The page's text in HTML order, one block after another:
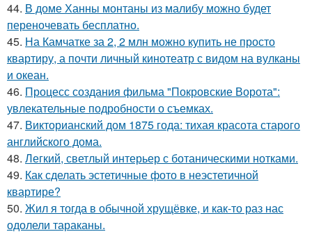
44. В доме Ханны монтаны из малибу можно будет
переночевать бесплатно.
45. На Камчатке за 2, 2 млн можно купить не просто
квартиру, а почти личный кинотеатр с видом на вулканы
и океан.
46. Процесс создания фильма "Покровские Ворота":
увлекательные подробности о съемках.
47. Викторианский дом 1875 года: тихая красота старого
английского дома.
48. Легкий, светлый интерьер с ботаническими нотками.
49. Как сделать эстетичные фото в неэстетичной
квартире?
50. Жил я тогда в обычной хрущёвке, и как-то раз нас
одолели тараканы.